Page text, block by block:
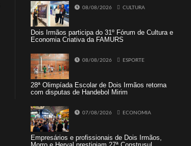
08/08/2026 CULTURA
Dois Irmãos participa do 31º Fórum de Cultura e
Economia Criativa da FAMURS
08/08/2026 ESPORTE
28ª Olimpíada Escolar de Dois Irmãos retorna
com disputas de Handebol Mirim
07/08/2026 ECONOMIA
Empresários e profissionais de Dois Irmãos,